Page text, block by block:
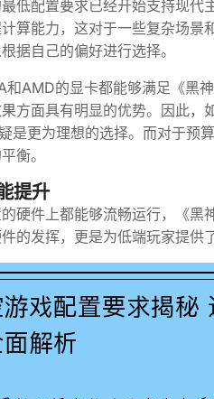
低配置要求已经开始支持现
算能力，这对于一些复杂场
据自己的偏好进行选择。
和AMD的显卡都能够满足《黑
方面具有明显的优势。因此
是更为理想的选择。而对于预
衡。
提升
硬件上都能够流畅运行，《
的发挥，更是为低端玩家提供